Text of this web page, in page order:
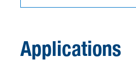
Applications